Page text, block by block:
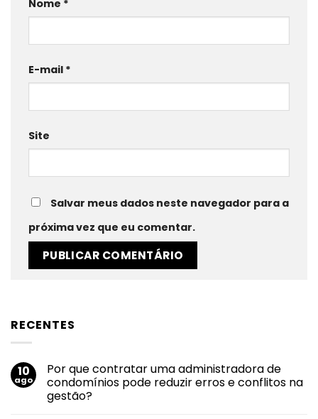
Nome *
E-mail *
Site
Salvar meus dados neste navegador para a
próxima vez que eu comentar.
RECENTES
10
ago
Por que contratar uma administradora de
condomínios pode reduzir erros e conflitos na
gestão?